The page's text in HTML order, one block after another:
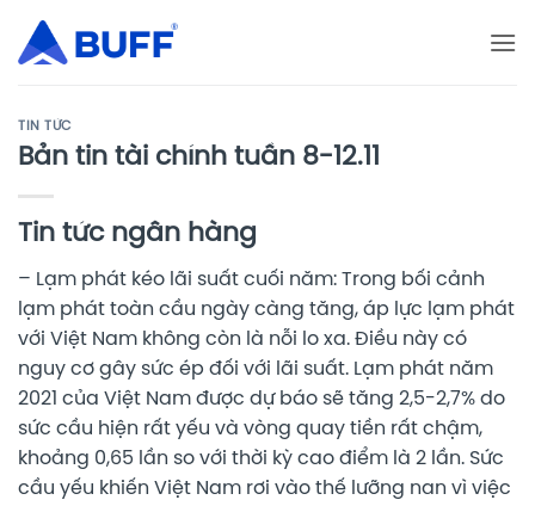
qua
TIN TỨC
Bản tin tài chính tuần 8-12.11
Tin tức ngân hàng
– Lạm phát kéo lãi suất cuối năm: Trong bối cảnh
lạm phát toàn cầu ngày càng tăng, áp lực lạm phát
với Việt Nam không còn là nỗi lo xa. Điều này có
nguy cơ gây sức ép đối với lãi suất. Lạm phát năm
2021 của Việt Nam được dự báo sẽ tăng 2,5-2,7% do
sức cầu hiện rất yếu và vòng quay tiền rất chậm,
khoảng 0,65 lần so với thời kỳ cao điểm là 2 lần. Sức
cầu yếu khiến Việt Nam rơi vào thế lưỡng nan vì việc